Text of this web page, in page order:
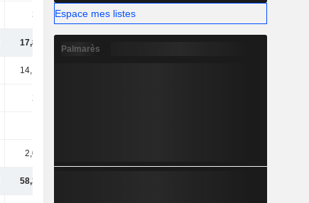
342 M 378 M
17,89 Md 19,6 Md
14,15 Md
247 M
2,07 Md
58,36 Md
Espace mes listes
Palmarès